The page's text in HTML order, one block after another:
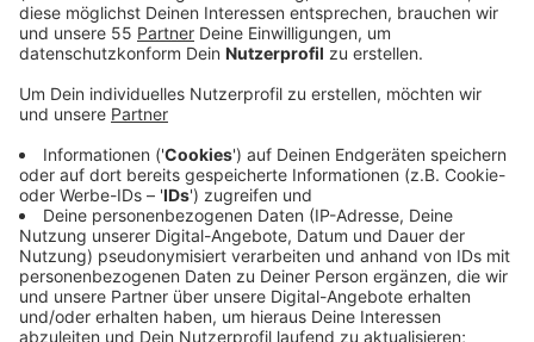
Veröffentlicht:Freitag, 08.12.2023 15:19
Anzeige
An den nächsten drei Samstagen vor Weihnachten
(9.12., 16.12., 23.12.) ist das Mitarbeiter-Parkhaus der
Provinzial an der A46 kostenlos nutzbar. Das hat die
Stadt Düsseldorf mitgeteilt. Das Angebot ist vor
allem für Weihnachtsmarkt-Besucher gedacht. Das
Parkhaus ist am Hohensandweg 41, direkt an der A46.